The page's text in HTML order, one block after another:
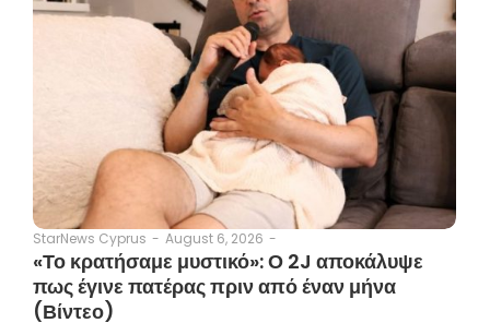
StarNews Cyprus - August 6, 2026 -
«Το κρατήσαμε μυστικό»: Ο 2J αποκάλυψε
πως έγινε πατέρας πριν από έναν μήνα
(Βίντεο)